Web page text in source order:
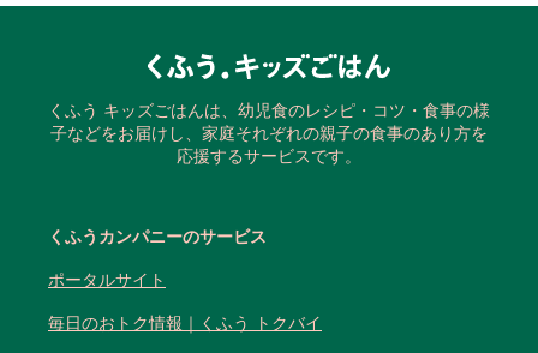
くふう キッズごはんは、幼児食のレシピ・コツ・食事の様
子などをお届けし、家庭それぞれの親子の食事のあり方を
応援するサービスです。
くふうカンパニーのサービス
ポータルサイト
毎日のおトク情報｜くふう トクバイ